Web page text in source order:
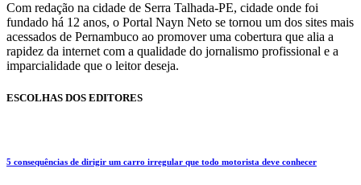
Com redação na cidade de Serra Talhada-PE, cidade onde foi
fundado há 12 anos, o Portal Nayn Neto se tornou um dos sites mais
acessados de Pernambuco ao promover uma cobertura que alia a
rapidez da internet com a qualidade do jornalismo profissional e a
imparcialidade que o leitor deseja.
ESCOLHAS DOS EDITORES
5 consequências de dirigir um carro irregular que todo motorista deve conhecer